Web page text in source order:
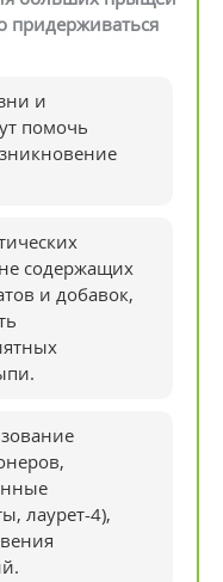
придерживаться
и
помочь
содержащих
и добавок,
лаурет-4),